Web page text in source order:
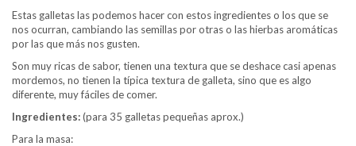
Estas galletas las podemos hacer con estos ingredientes o los que se
nos ocurran, cambiando las semillas por otras o las hierbas aromáticas
por las que más nos gusten.
Son muy ricas de sabor, tienen una textura que se deshace casi apenas
mordemos, no tienen la típica textura de galleta, sino que es algo
diferente, muy fáciles de comer.
Ingredientes:(para 35 galletas pequeñas aprox.)
Para la masa: